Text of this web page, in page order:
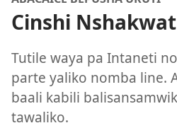
Cinshi
Tutile waya pa Intaneti
parte yaliko nomba line.
baali kabili
tawaliko.